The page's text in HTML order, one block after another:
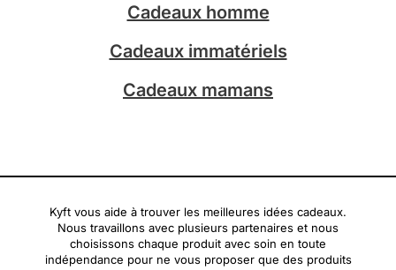
Cadeaux homme
Cadeaux immatériels
Cadeaux mamans
Kyft vous aide à trouver les meilleures idées cadeaux.
Nous travaillons avec plusieurs partenaires et nous
choisissons chaque produit avec soin en toute
indépendance pour ne vous proposer que des produits